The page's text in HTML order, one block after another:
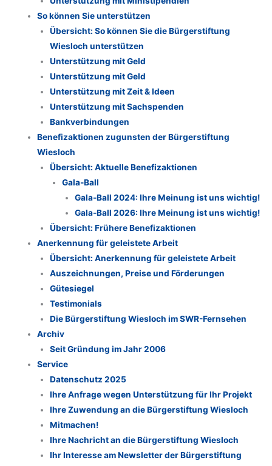
So können Sie unterstützen
Übersicht: So können Sie die Bürgerstiftung
Wiesloch unterstützen
Unterstützung mit Geld
Unterstützung mit Geld
Unterstützung mit Zeit & Ideen
Unterstützung mit Sachspenden
Bankverbindungen
Benefizaktionen zugunsten der Bürgerstiftung
Wiesloch
Übersicht: Aktuelle Benefizaktionen
Gala-Ball
Gala-Ball 2024: Ihre Meinung ist uns wichtig!
Gala-Ball 2026: Ihre Meinung ist uns wichtig!
Übersicht: Frühere Benefizaktionen
Anerkennung für geleistete Arbeit
Übersicht: Anerkennung für geleistete Arbeit
Auszeichnungen, Preise und Förderungen
Gütesiegel
Testimonials
Die Bürgerstiftung Wiesloch im SWR-Fernsehen
Archiv
Seit Gründung im Jahr 2006
Service
Datenschutz 2025
Ihre Anfrage wegen Unterstützung für Ihr Projekt
Ihre Zuwendung an die Bürgerstiftung Wiesloch
Mitmachen!
Ihre Nachricht an die Bürgerstiftung Wiesloch
Ihr Interesse am Newsletter der Bürgerstiftung